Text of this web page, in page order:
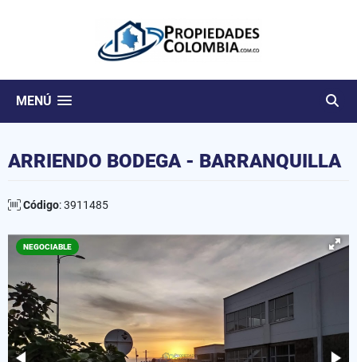
MENÚ
ARRIENDO BODEGA - BARRANQUILLA
Código: 3911485
NEGOCIABLE